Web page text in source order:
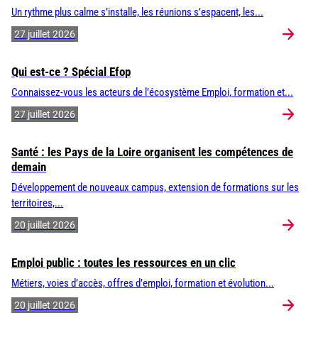
Un rythme plus calme s’installe, les réunions s’espacent, les...
27 juillet 2026
Qui est-ce ? Spécial Efop
Connaissez-vous les acteurs de l’écosystème Emploi, formation et...
27 juillet 2026
Santé : les Pays de la Loire organisent les compétences de
demain
Développement de nouveaux campus, extension de formations sur les
territoires,...
20 juillet 2026
Emploi public : toutes les ressources en un clic
Métiers, voies d’accès, offres d’emploi, formation et évolution...
20 juillet 2026